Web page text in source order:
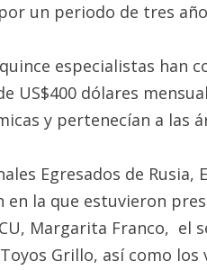
un periodo de tres
especialistas han
US$400 dólares
y pertenecían a las
Egresados de Rusia,
la que estuvieron
Margarita Franco, el
Grillo, así como los